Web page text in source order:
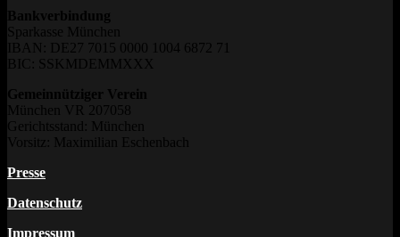
Bankverbindung
Sparkasse München
IBAN: DE27 7015 0000 1004 6872 71
BIC: SSKMDEMMXXX
Gemeinnütziger Verein
München VR 207058
Gerichtsstand: München
Vorsitz: Maximilian Eschenbach
Presse
Datenschutz
Impressum